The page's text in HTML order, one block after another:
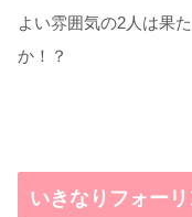
よい雰囲気の2人は果
か！？
いきなりフォー